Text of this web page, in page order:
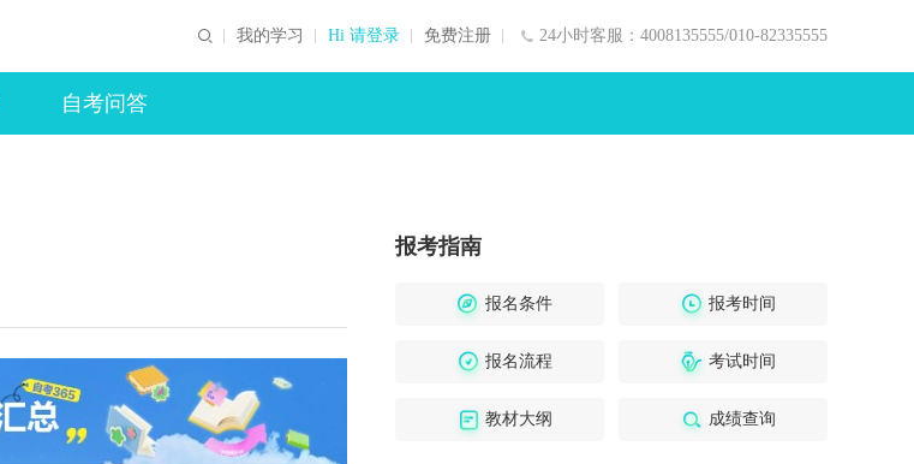
24小时客服：4008135555/010-82335555
我的学习 Hi 请登录 免费注册
自考问答
报考指南
报名条件 报考时间
报名流程 考试时间
教材大纲 成绩查询